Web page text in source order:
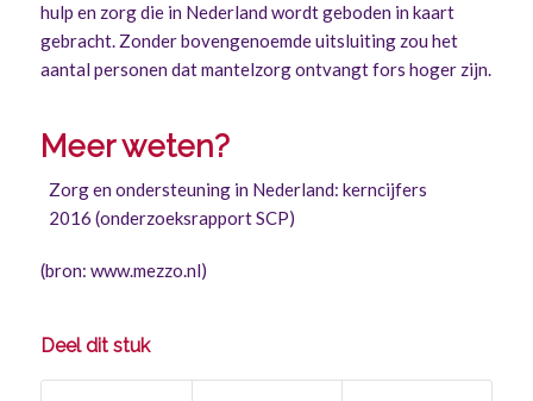
hulp en zorg die in Nederland wordt geboden in kaart
gebracht. Zonder bovengenoemde uitsluiting zou het
aantal personen dat mantelzorg ontvangt fors hoger zijn.
Meer weten?
Zorg en ondersteuning in Nederland: kerncijfers
2016 (onderzoeksrapport SCP)
(bron: www.mezzo.nl)
Deel dit stuk